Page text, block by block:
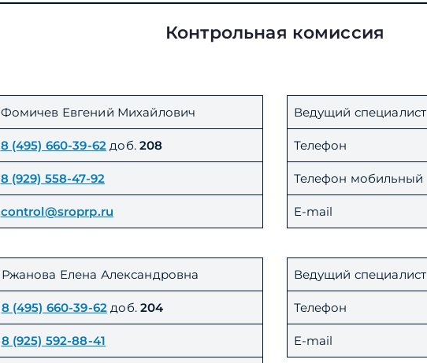
Контрольная комиссия
Фомичев Евгений Михайлович
8 (495) 660-39-62 доб. 208
8 (929) 558-47-92
control@sroprp.ru
Ржанова Елена Александровна
8 (495) 660-39-62 доб. 204
8 (925) 592-88-41
Ведущий специалист
Телефон
Телефон мобильный
E-mail
Ведущий специалист
Телефон
E-mail